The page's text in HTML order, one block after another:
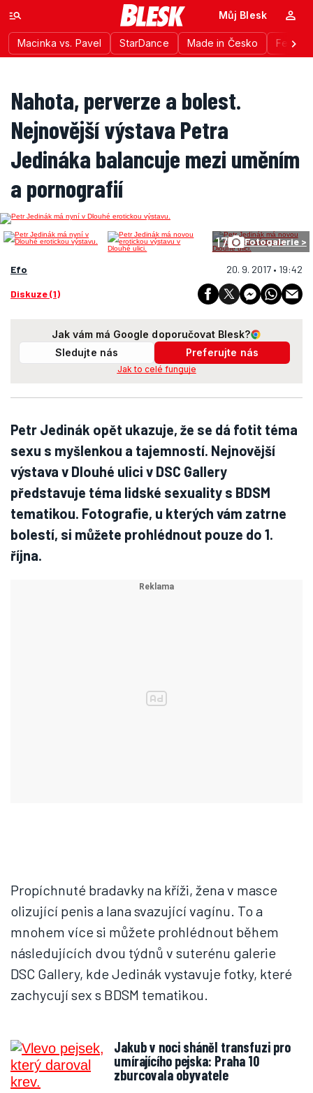
Macinka vs. Pavel StarDance Made in Česko
Můj Blesk
Nahota, perverze a bolest.
Nejnovější výstava Petra
Jedináka balancuje mezi uměním
a pornografií
17 Fotogalerie >
Efo 20. 9. 2017 • 19:42
Diskuze (1)
Jak vám má Google doporučovat Blesk?
Sledujte nás
Preferujte nás
Jak to celé funguje
Petr Jedinák opět ukazuje, že se dá fotit téma
sexu s myšlenkou a tajemností. Nejnovější
výstava v Dlouhé ulici v DSC Gallery
představuje téma lidské sexuality s BDSM
tematikou. Fotografie, u kterých vám zatrne
bolestí, si můžete prohlédnout pouze do 1.
října.
Propíchnuté bradavky na kříži, žena v masce
olizující penis a lana svazující vagínu. To a
mnohem více si můžete prohlédnout během
následujících dvou týdnů v suterénu galerie
DSC Gallery, kde Jedinák vystavuje fotky, které
zachycují sex s BDSM tematikou.
Jakub v noci sháněl transfuzi pro
umírajícího pejska: Praha 10
zburcovala obyvatele